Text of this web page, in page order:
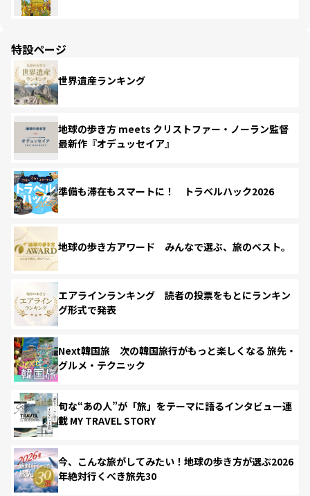
特設ページ
世界遺産ランキング
地球の歩き方 meets クリストファー・ノーラン監督
最新作『オデュッセイア』
準備も滞在もスマートに！ トラベルハック2026
地球の歩き方アワード みんなで選ぶ、旅のベスト。
エアラインランキング 読者の投票をもとにランキン
グ形式で発表
Next韓国旅 次の韓国旅行がもっと楽しくなる 旅先・
グルメ・テクニック
旬な“あの人”が「旅」をテーマに語るインタビュー連
載 MY TRAVEL STORY
今、こんな旅がしてみたい！地球の歩き方が選ぶ2026
年絶対行くべき旅先30